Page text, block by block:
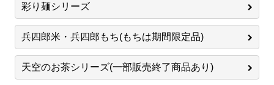
彩り麺シリーズ
兵四郎米・兵四郎もち(もちは期間限定品)
天空のお茶シリーズ(一部販売終了商品あり)